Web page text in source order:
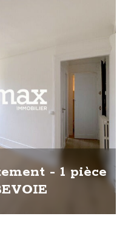
- 1 pièce